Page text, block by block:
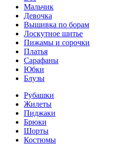
Мальчик
Девочка
Вышивка по борам
Лоскутное шитье
Пижамы и сорочки
Платья
Сарафаны
Юбки
Блузы
Рубашки
Жилеты
Пиджаки
Брюки
Шорты
Костюмы